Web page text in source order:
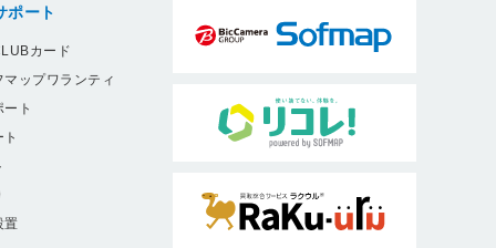
ポート
カード
ップワランティ
ト
置